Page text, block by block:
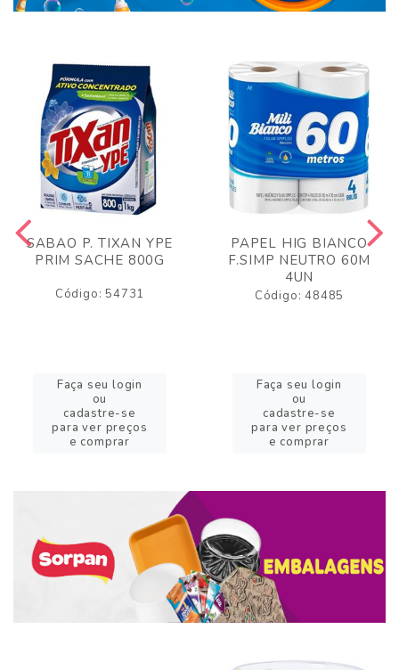
SABAO P. TIXAN YPE
PRIM SACHE 800G
Código: 54731
Faça seu login
ou
cadastre-se
para ver preços
e comprar
PAPEL HIG BIANCO
F.SIMP NEUTRO 60M
4UN
Código: 48485
Faça seu login
ou
cadastre-se
para ver preços
e comprar